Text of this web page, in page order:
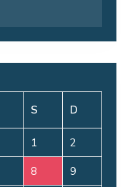
S D
1 2
8 9